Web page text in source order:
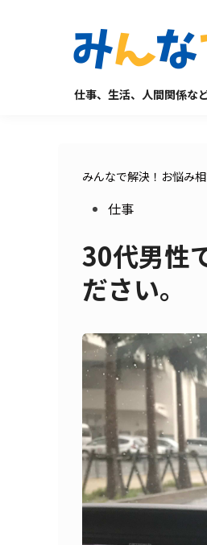
仕事、生活、人間関係な
みんなで解決！お悩み
Posted
仕事
30代男性
ださい。